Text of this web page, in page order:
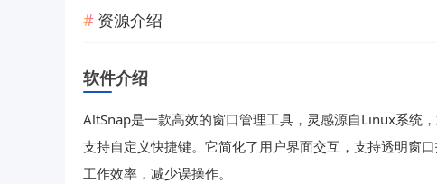
资源介绍
软件介绍
AltSnap是一款高效的窗口管理工具，灵感源自Linux系统
支持自定义快捷键。它简化了用户界面交互，支持透明窗
工作效率，减少误操作。